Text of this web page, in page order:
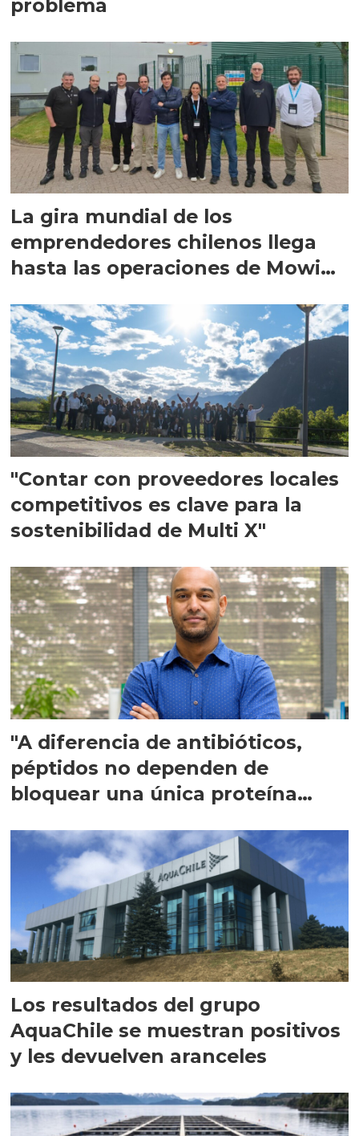
problema
La gira mundial de los
emprendedores chilenos llega
hasta las operaciones de Mowi
"Contar con proveedores locales
competitivos es clave para la
sostenibilidad de Multi X"
"A diferencia de antibióticos,
péptidos no dependen de
bloquear una única proteína
Los resultados del grupo
AquaChile se muestran positivos
y les devuelven aranceles